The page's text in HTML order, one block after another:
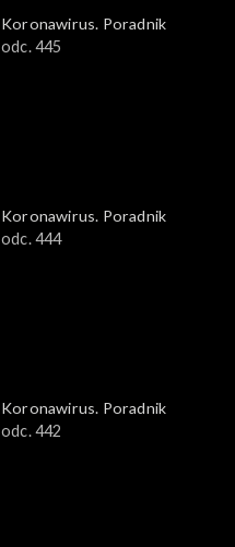
Koronawirus. Poradnik
odc. 445
Koronawirus. Poradnik
odc. 444
Koronawirus. Poradnik
odc. 442